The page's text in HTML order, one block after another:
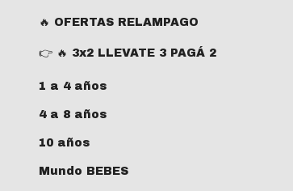
🔥 OFERTAS RELAMPAGO
👉 🔥 3x2 LLEVATE 3 PAGÁ 2
1 a 4 años
4 a 8 años
10 años
Mundo BEBES